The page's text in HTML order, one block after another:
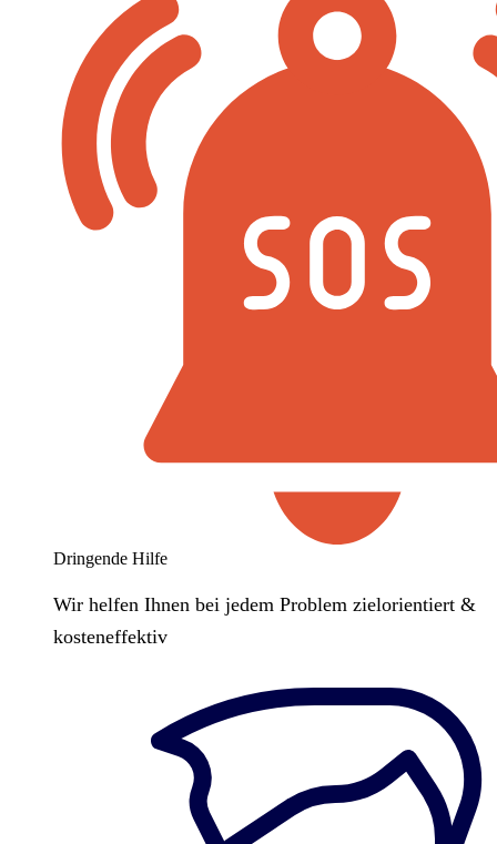
Dringende Hilfe
Wir helfen Ihnen bei jedem Problem zielorientiert &
kosteneffektiv